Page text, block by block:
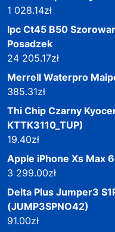
1 028.14zł
Ipc Ct45 B50
Posadzek
24 205.17zł
Merrell Waterpro
385.31zł
Thi Chip Czarny
KTTK3110_TUP)
19.40zł
Apple iPhone Xs Max
3 299.00zł
Delta Plus Jumper3
(JUMP3SPNO42)
91.00zł